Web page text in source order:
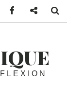
Mail FacebookTwitter